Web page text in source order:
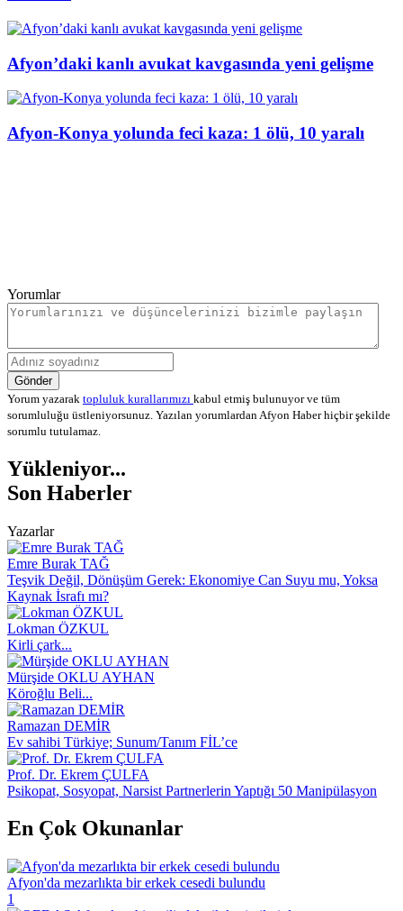
Afyon’daki kanlı avukat kavgasında yeni gelişme
Afyon-Konya yolunda feci kaza: 1 ölü, 10 yaralı
Yorumlar
Gönder
Yorum yazarak topluluk kurallarımızı kabul etmiş bulunuyor ve tüm
sorumluluğu üstleniyorsunuz. Yazılan yorumlardan Afyon Haber hiçbir şekilde
sorumlu tutulamaz.
Yükleniyor...
Son Haberler
Yazarlar
Emre Burak TAĞ
Teşvik Değil, Dönüşüm Gerek: Ekonomiye Can Suyu mu, Yoksa
Kaynak İsrafı mı?
Lokman ÖZKUL
Kirli çark...
Mürşide OKLU AYHAN
Köroğlu Beli...
Ramazan DEMİR
Ev sahibi Türkiye; Sunum/Tanım FİL’ce
Prof. Dr. Ekrem ÇULFA
Psikopat, Sosyopat, Narsist Partnerlerin Yaptığı 50 Manipülasyon
En Çok Okunanlar
Afyon'da mezarlıkta bir erkek cesedi bulundu
1